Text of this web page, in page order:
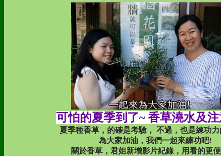
可怕的夏季到了~ 香草澆水及
夏季種香草，的確是考驗， 不過，也是練功
為大家加油，我們一起來練功吧!
關於香草，君姐新增影片紀錄，用看的更